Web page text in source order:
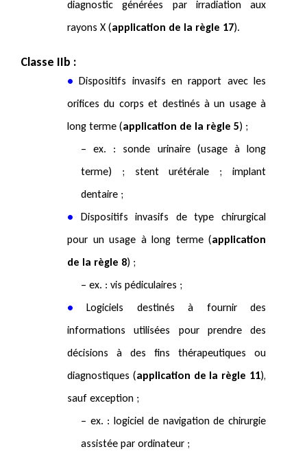
diagnostic générées par irradiation aux
rayons X (application de la règle 17).
Classe IIb :
•Dispositifs invasifs en rapport avec les
orifices du corps et destinés à un usage à
long terme (application de la règle 5) ;
– ex. : sonde urinaire (usage à long
terme) ; stent urétérale ; implant
dentaire ;
• Dispositifs invasifs de type chirurgical
pour un usage à long terme (application
de la règle 8) ;
– ex. : vis pédiculaires ;
•Logiciels destinés à fournir des
informations utilisées pour prendre des
décisions à des fins thérapeutiques ou
diagnostiques (application de la règle 11),
sauf exception ;
– ex. : logiciel de navigation de chirurgie
assistée par ordinateur ;